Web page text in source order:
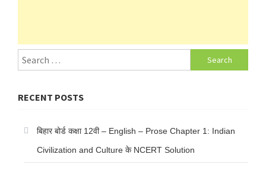
Search
for:
RECENT POSTS
बिहार बोर्ड कक्षा 12वी – English – Prose Chapter 1: Indian
Civilization and Culture के NCERT Solution